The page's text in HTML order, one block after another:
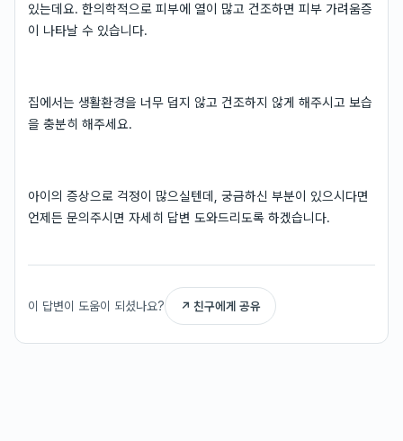
있는데요. 한의학적으로 피부에 열이 많고 건조하면 피부 가려움증
이 나타날 수 있습니다.
집에서는 생활환경을 너무 덥지 않고 건조하지 않게 해주시고 보습
을 충분히 해주세요.
아이의 증상으로 걱정이 많으실텐데, 궁금하신 부분이 있으시다면
언제든 문의주시면 자세히 답변 도와드리도록 하겠습니다.
이 답변이 도움이 되셨나요? ↗ 친구에게 공유